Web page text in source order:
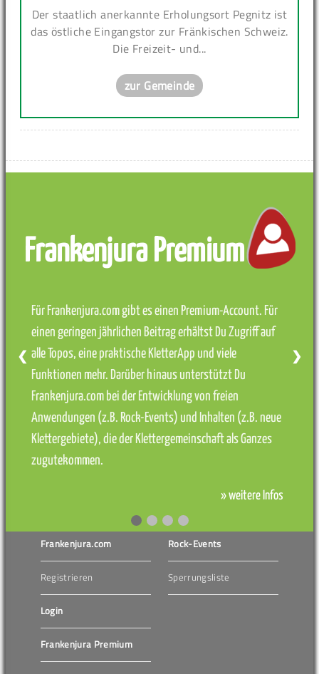
Der staatlich anerkannte Erholungsort Pegnitz ist
das östliche Eingangstor zur Fränkischen Schweiz.
Die Freizeit- und...
zur Gemeinde
Frankenjura Premium
Für Frankenjura.com gibt es einen Premium-Account. Für
einen geringen jährlichen Beitrag erhältst Du Zugriff auf
alle Topos, eine praktische KletterApp und viele
Funktionen mehr. Darüber hinaus unterstützt Du
Frankenjura.com bei der Entwicklung von freien
Anwendungen (z.B. Rock-Events) und Inhalten (z.B. neue
Klettergebiete), die der Klettergemeinschaft als Ganzes
zugutekommen.
» weitere Infos
❮ ❯
Frankenjura.com
Registrieren
Login
Frankenjura Premium
Rock-Events
Sperrungsliste